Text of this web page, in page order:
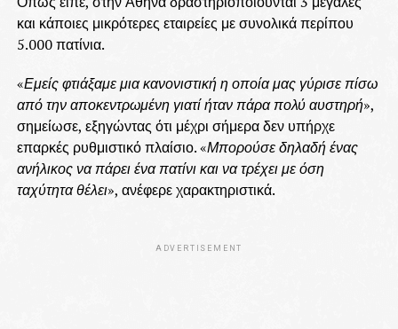
και κάποιες μικρότερες εταιρείες με συνολικά περίπου
5.000 πατίνια.
«Εμείς φτιάξαμε μια κανονιστική η οποία μας γύρισε πίσω
από την αποκεντρωμένη γιατί ήταν πάρα πολύ αυστηρή»,
σημείωσε, εξηγώντας ότι μέχρι σήμερα δεν υπήρχε
επαρκές ρυθμιστικό πλαίσιο. «Μπορούσε δηλαδή ένας
ανήλικος να πάρει ένα πατίνι και να τρέχει με όση
ταχύτητα θέλει», ανέφερε χαρακτηριστικά.
ADVERTISEMENT